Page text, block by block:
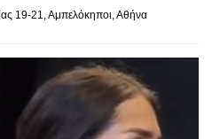
19-21, Αμπελόκηποι, Αθήνα